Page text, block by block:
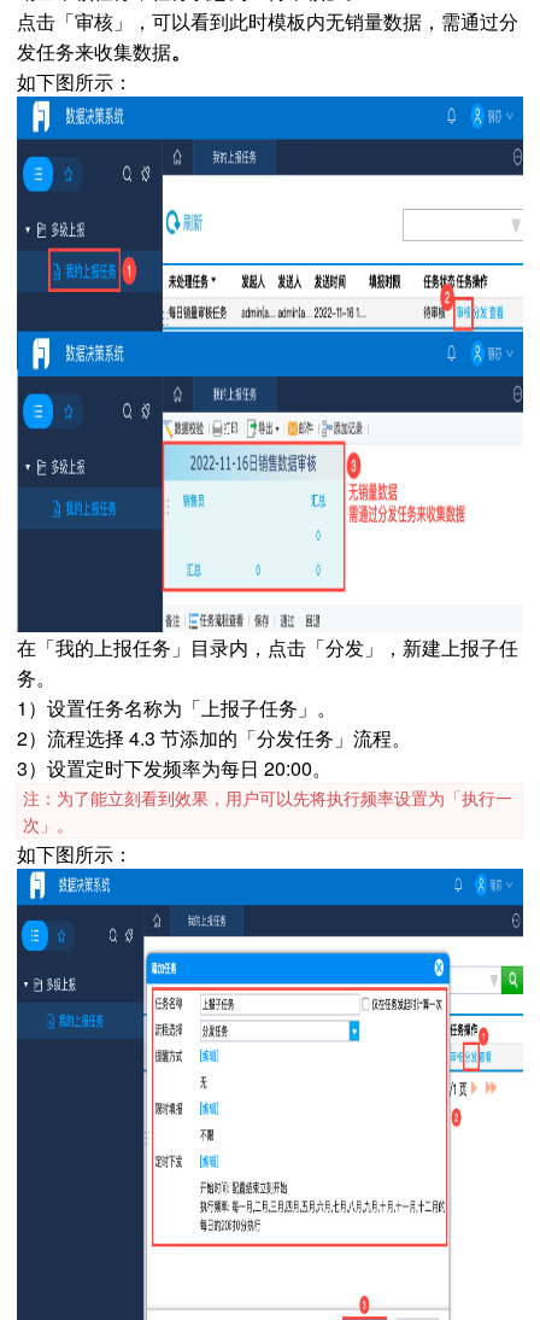
点击「审核」，可以看到此时模板内无销量数据，需通过分
发任务来收集数据。
如下图所示：
在「我的上报任务」目录内，点击「分发」，新建上报子任
务。
1）设置任务名称为「上报子任务」。
2）流程选择 4.3 节添加的「分发任务」流程。
3）设置定时下发频率为每日 20:00。
注：为了能立刻看到效果，用户可以先将执行频率设置为「执行一
次」。
如下图所示：